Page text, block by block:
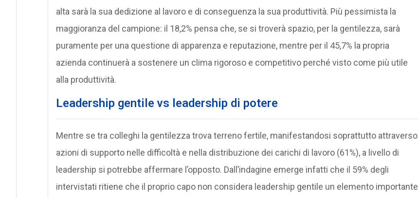
alta sarà la sua dedizione al lavoro e di conseguenza la sua produttività. Più pessimista la
maggioranza del campione: il 18,2% pensa che, se si troverà spazio, per la gentilezza, sarà
puramente per una questione di apparenza e reputazione, mentre per il 45,7% la propria
azienda continuerà a sostenere un clima rigoroso e competitivo perché visto come più utile
alla produttività.
Leadership gentile vs leadership di potere
Mentre se tra colleghi la gentilezza trova terreno fertile, manifestandosi soprattutto attraverso
azioni di supporto nelle difficoltà e nella distribuzione dei carichi di lavoro (61%), a livello di
leadership si potrebbe affermare l’opposto. Dall’indagine emerge infatti che il 59% degli
intervistati ritiene che il proprio capo non considera leadership gentile un elemento importante